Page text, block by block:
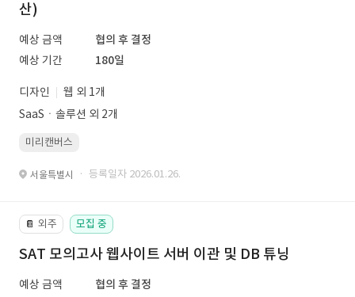
산)
예상 금액
협의 후 결정
예상 기간
180일
디자인
웹 외 1개
SaaSㆍ솔루션 외 2개
미리캔버스
서울특별시 · 등록일자 2026.01.26.
📔 외주 모집 중
SAT 모의고사 웹사이트 서버 이관 및 DB 튜닝
예상 금액
협의 후 결정